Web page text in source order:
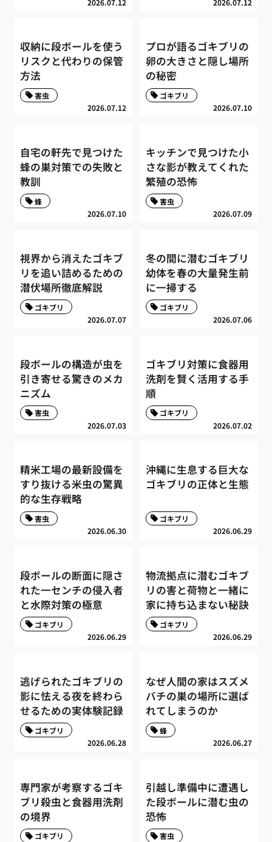
収納に段ボールを使う
リスクと代わりの保管
方法
2026.07.12
害虫
プロが語るゴキブリの
卵の大きさと隠し場所
の秘密
2026.07.10
ゴキブリ
自宅の軒先で見つけた
蜂の巣対策での失敗と
教訓
2026.07.10
蜂
キッチンで見つけた小
さな影が教えてくれた
繁殖の恐怖
2026.07.09
害虫
視界から消えたゴキブ
リを追い詰めるための
潜伏場所徹底解説
2026.07.07
ゴキブリ
冬の間に潜むゴキブリ
幼体を春の大量発生前
に一掃する
2026.07.06
ゴキブリ
段ボールの構造が虫を
引き寄せる驚きのメカ
ニズム
2026.07.03
害虫
ゴキブリ対策に食器用
洗剤を賢く活用する手
順
2026.07.02
ゴキブリ
精米工場の最新設備を
すり抜ける米虫の驚異
的な生存戦略
2026.06.30
害虫
沖縄に生息する巨大な
ゴキブリの正体と生態
2026.06.29
ゴキブリ
段ボールの断面に隠さ
れた一センチの侵入者
と水際対策の極意
2026.06.29
ゴキブリ
物流拠点に潜むゴキブ
リの害と荷物と一緒に
家に持ち込まない秘訣
2026.06.29
ゴキブリ
逃げられたゴキブリの
影に怯える夜を終わら
せるための実体験記録
2026.06.28
ゴキブリ
なぜ人間の家はスズメ
バチの巣の場所に選ば
れてしまうのか
2026.06.27
蜂
専門家が考察するゴキ
ブリ殺虫と食器用洗剤
の境界
ゴキブリ
引越し準備中に遭遇し
た段ボールに潜む虫の
恐怖
害虫